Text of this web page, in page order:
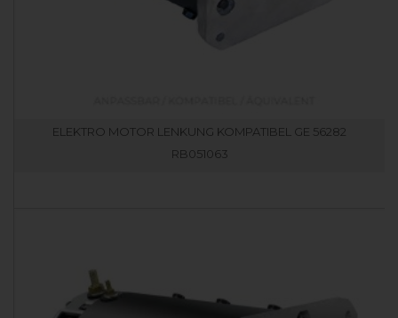
ELEKTRO MOTOR LENKUNG KOMPATIBEL GE 56282
RB051063